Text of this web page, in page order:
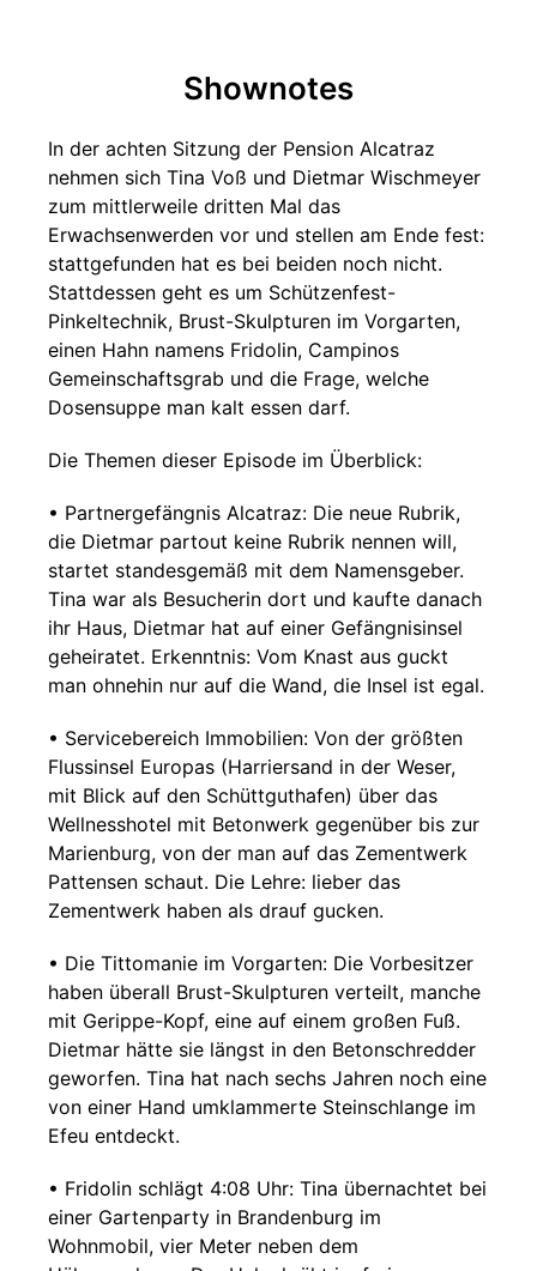
Shownotes
In der achten Sitzung der Pension Alcatraz
nehmen sich Tina Voß und Dietmar Wischmeyer
zum mittlerweile dritten Mal das
Erwachsenwerden vor und stellen am Ende fest:
stattgefunden hat es bei beiden noch nicht.
Stattdessen geht es um Schützenfest-
Pinkeltechnik, Brust-Skulpturen im Vorgarten,
einen Hahn namens Fridolin, Campinos
Gemeinschaftsgrab und die Frage, welche
Dosensuppe man kalt essen darf.
Die Themen dieser Episode im Überblick:
• Partnergefängnis Alcatraz: Die neue Rubrik,
die Dietmar partout keine Rubrik nennen will,
startet standesgemäß mit dem Namensgeber.
Tina war als Besucherin dort und kaufte danach
ihr Haus, Dietmar hat auf einer Gefängnisinsel
geheiratet. Erkenntnis: Vom Knast aus guckt
man ohnehin nur auf die Wand, die Insel ist egal.
• Servicebereich Immobilien: Von der größten
Flussinsel Europas (Harriersand in der Weser,
mit Blick auf den Schüttguthafen) über das
Wellnesshotel mit Betonwerk gegenüber bis zur
Marienburg, von der man auf das Zementwerk
Pattensen schaut. Die Lehre: lieber das
Zementwerk haben als drauf gucken.
• Die Tittomanie im Vorgarten: Die Vorbesitzer
haben überall Brust-Skulpturen verteilt, manche
mit Gerippe-Kopf, eine auf einem großen Fuß.
Dietmar hätte sie längst in den Betonschredder
geworfen. Tina hat nach sechs Jahren noch eine
von einer Hand umklammerte Steinschlange im
Efeu entdeckt.
• Fridolin schlägt 4:08 Uhr: Tina übernachtet bei
einer Gartenparty in Brandenburg im
Wohnmobil, vier Meter neben dem